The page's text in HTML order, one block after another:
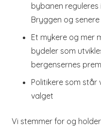
bybanen
Bryggen og
Et mykere og mer
bydeler som
bergensernes
Politikere som
valget
Vi stemmer for og